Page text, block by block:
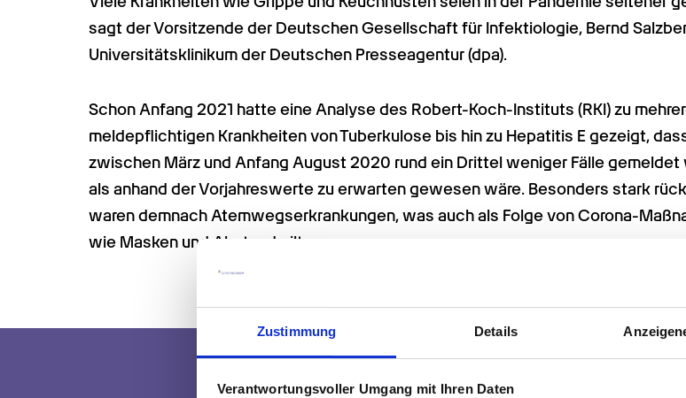
Zustimmung Details
Verantwortungsvoller Umgang mit Ihren Daten
sagt der Vorsitzende der Deutschen Gesellschaft für Infektiologie, Bernd
Universitätsklinikum der Deutschen Presseagentur (dpa).
Schon Anfang 2021 hatte eine Analyse des Robert-Koch-Instituts (RKI) zu
meldepflichtigen Krankheiten von Tuberkulose bis hin zu Hepatitis E gezeigt,
zwischen März und Anfang August 2020 rund ein Drittel weniger Fälle gemeldet
als anhand der Vorjahreswerte zu erwarten gewesen wäre. Besonders stark
waren demnach Atemwegserkrankungen, was auch als Folge von Corona-
wie Masken und Abstand gilt.